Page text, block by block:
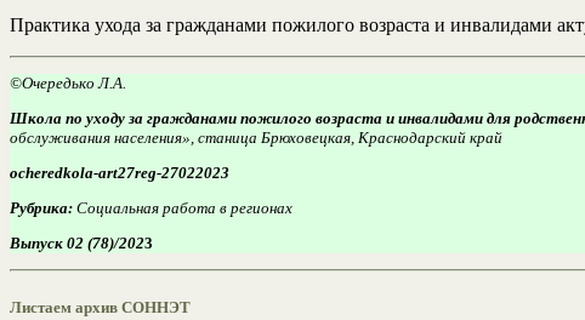
Практика ухода за гражданами пожилого возраста и инвалидами
©Очередько Л.А.
Школа по уходу за гражданами пожилого возраста и инвалидами для
обслуживания населения», станица Брюховецкая, Краснодарский край
ocheredkola-art27reg-27022023
Рубрика: Социальная работа в регионах
Выпуск 02 (78)/2023
Листаем архив СОННЭТ